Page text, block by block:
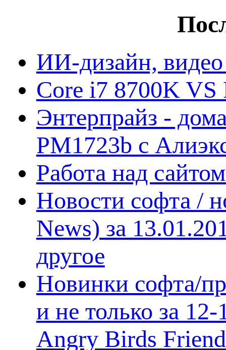
ИИ-дизайн,
Core i7 8700K VS
Энтерпрайз -
PM1723b с
Работа над
Новости софта /
News) за
другое
Новинки софта/
и не только за
Angry Birds